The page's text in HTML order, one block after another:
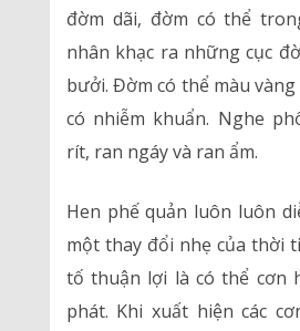
đờm dãi, đờm có thể
nhân khạc ra những cục
bưởi. Đờm có thể màu
có nhiễm khuẩn. Nghe
rít, ran ngáy và ran ẩm.
Hen phế quản luôn luôn
một thay đổi nhẹ của thời
tố thuận lợi là có thể cơn
phát. Khi xuất hiện các